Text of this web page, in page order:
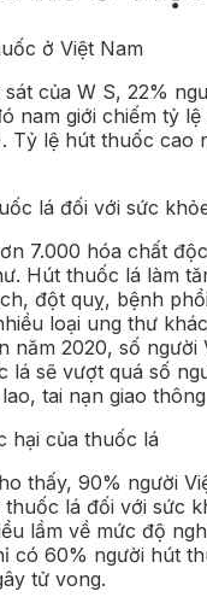
ở Việt Nam
của W S, 22%
nam giới chiếm tỷ
Tỷ lệ hút thuốc cao
lá đối với sức
7.000 hóa chất
Hút thuốc lá làm
đột quỵ, bệnh
loại ung thư
năm 2020, số người
lá sẽ vượt quá số
tai nạn giao
hại của thuốc lá
thấy, 90% người
lá đối với sức
lầm về mức độ
có 60% người hút
tử vong.